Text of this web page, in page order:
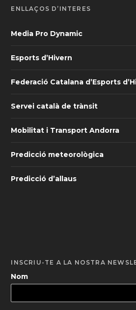
ENLLAÇOS D’INTERÈS
Media Pro Dynamic
Esports d’Hivern
Federació Catalana d’Esports
Servei català de trànsit
Mobilitat i Transport Andorra
Predicció meteorològica
Predicció d’allaus
INSCRIU-TE A LA NOSTRA
Nom